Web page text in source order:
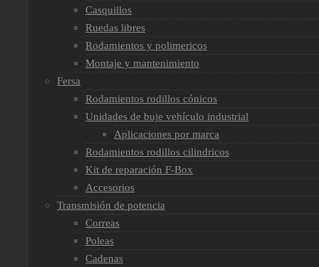
Casquillos
Ruedas libres
Rodamientos y polimericos
Montaje y mantenimiento
Fersa
Rodamientos rodillos cónicos
Unidades de buje vehículo industrial
Aplicaciones por marca
Rodamientos rodillos cilindricos
Kit de reparación F-Box
Accesorios
Transmisión de potencia
Correas
Poleas
Cadenas